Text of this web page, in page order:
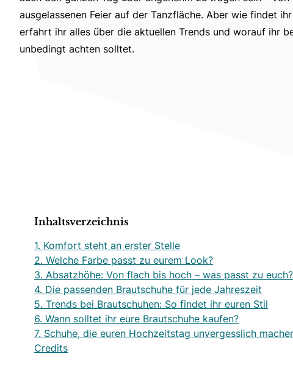
ausgelassenen Feier auf der Tanzfläche. Aber wie findet
erfahrt ihr alles über die aktuellen Trends und worauf ihr
unbedingt achten solltet.
Inhaltsverzeichnis
1. Komfort steht an erster Stelle
2. Welche Farbe passt zu eurem Look?
3. Absatzhöhe: Von flach bis hoch – was passt zu euch?
4. Die passenden Brautschuhe für jede Jahreszeit
5. Trends bei Brautschuhen: So findet ihr euren Stil
6. Wann solltet ihr eure Brautschuhe kaufen?
7. Schuhe, die euren Hochzeitstag unvergesslich
Credits